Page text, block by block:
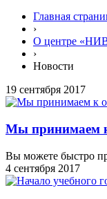
Главная
›
О центре
›
Новости
19 сентября 2017
Мы принимаем к
Вы можете быстро
4 сентября 2017